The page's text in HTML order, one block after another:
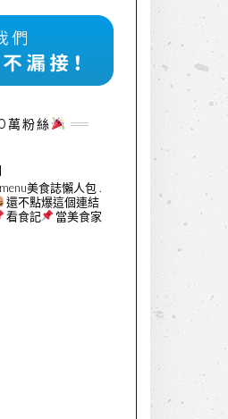
萬粉絲
美食誌懶人包 .
還不點爆這個連結
看食記 當美食家